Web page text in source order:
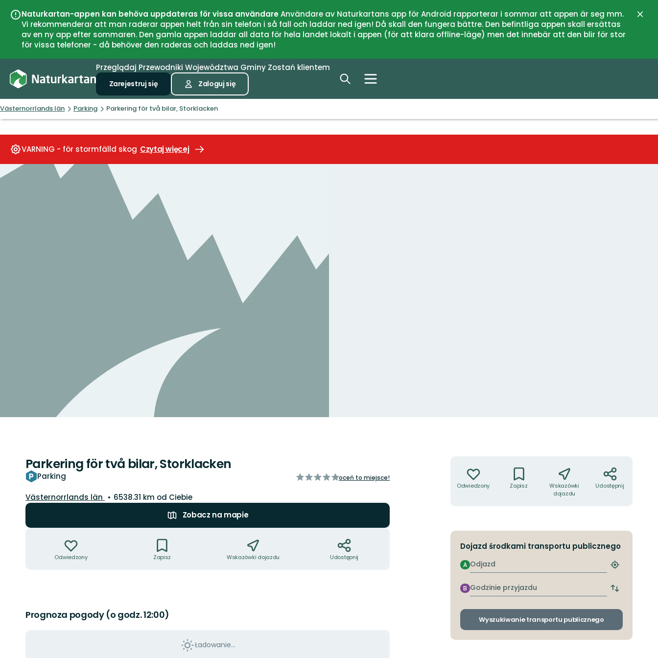
Naturkartan-appen kan behöva uppdateras för vissa användareAnvändare av Naturkartans app för Android rapporterar i sommar att appen är seg mm.
Vi rekommenderar att man raderar appen helt från sin telefon i så fall och laddar ned igen! Då skall den fungera bättre. Den befintliga appen skall ersättas
av en ny app efter sommaren. Den gamla appen laddar all data för hela landet lokalt i appen (för att klara offline-läge) men det innebär att den blir för stor
för vissa telefoner - då behöver den raderas och laddas ned igen!
Przeglądaj Przewodniki Województwa Gminy Zostań klientem
Zarejestruj się Zaloguj się
Västernorrlands län Parking Parkering för två bilar, Storklacken
VARNING - för stormfälld skog Czytaj więcej
Parkering för två bilar, Storklacken
Parking
z
oceń to miejsce!
Województwo:
Västernorrlands län
6538.31 km od Ciebie
Zobacz na mapie
Odwiedzony Zapisz Wskazówki dojazdu Udostępnij
Prognoza pogody (o godz. 12:00)
Ładowanie...
Odwiedzony Zapisz
Wskazówki
dojazdu
Udostępnij
Dojazd środkami transportu publicznego
Odjazd
A
Znajdź
przystanek
Godzinie
przyjazdu
B
Zmiana
odjazdu
przyjazdu
Wyszukiwanie transportu publicznego